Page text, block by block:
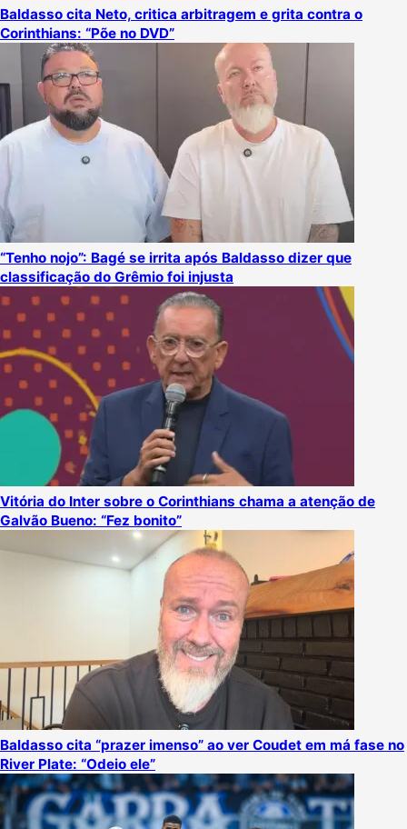
Baldasso cita Neto, critica arbitragem e grita contra o
Corinthians: “Põe no DVD”
“Tenho nojo”: Bagé se irrita após Baldasso dizer que
classificação do Grêmio foi injusta
Vitória do Inter sobre o Corinthians chama a atenção de
Galvão Bueno: “Fez bonito”
Baldasso cita “prazer imenso” ao ver Coudet em má fase no
River Plate: “Odeio ele”